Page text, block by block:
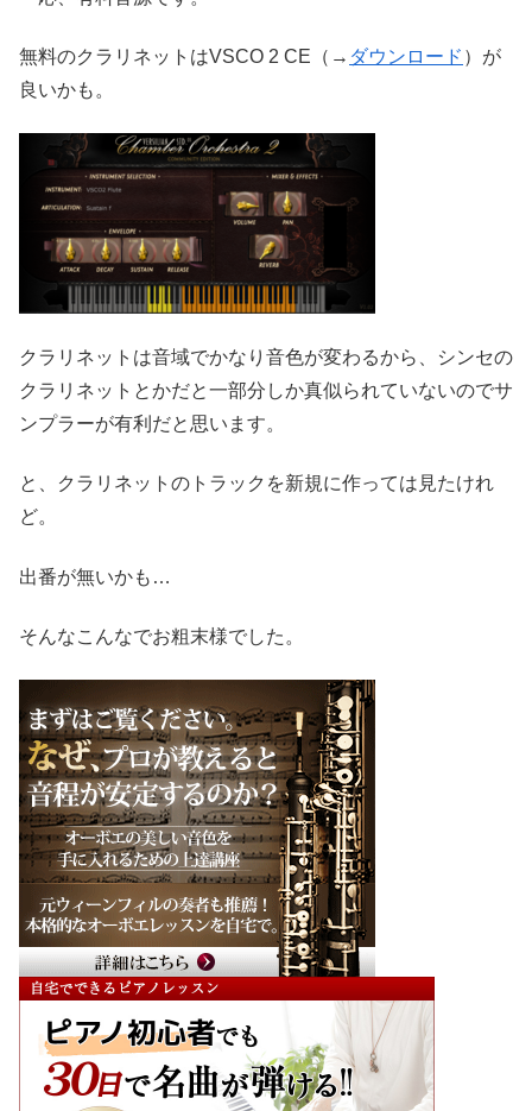
無料のクラリネットはVSCO 2 CE（→ ダウンロード ）が
良いかも。
クラリネットは音域でかなり音色が変わるから、シンセの
クラリネットとかだと一部分しか真似られていないのでサ
ンプラーが有利だと思います。
と、クラリネットのトラックを新規に作っては見たけれ
ど。
出番が無いかも…
そんなこんなでお粗末様でした。